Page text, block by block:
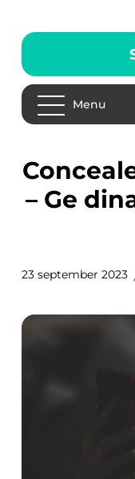
Menu
Concealer under ögonen
– Ge
23 september 2023